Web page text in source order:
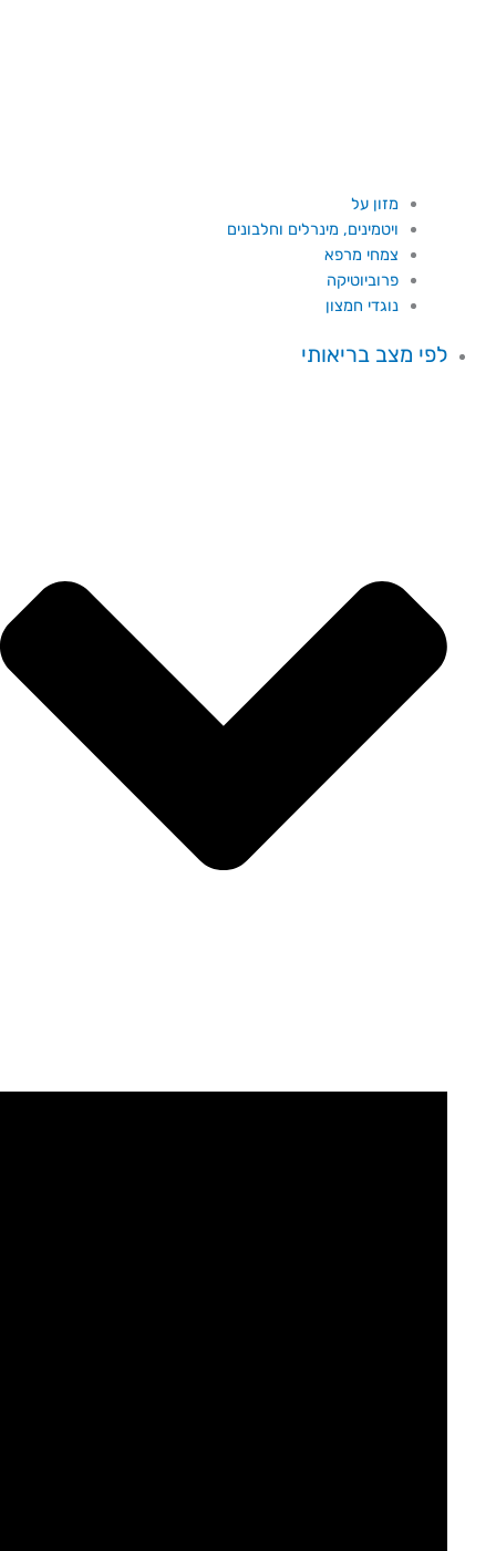
מזון על
ויטמינים, מינרלים וחלבונים
צמחי מרפא
פרוביוטיקה
נוגדי חמצון
לפי מצב בריאותי